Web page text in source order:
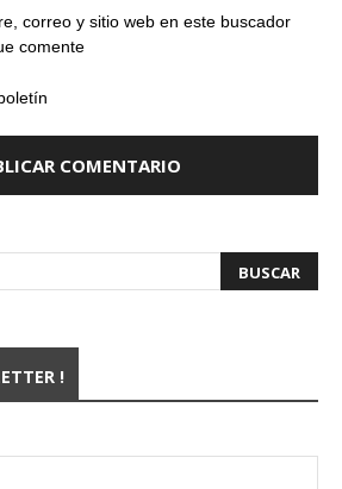
correo y sitio web en este buscador
comente
!